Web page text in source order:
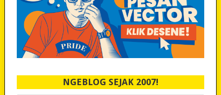
NGEBLOG SEJAK 2007!